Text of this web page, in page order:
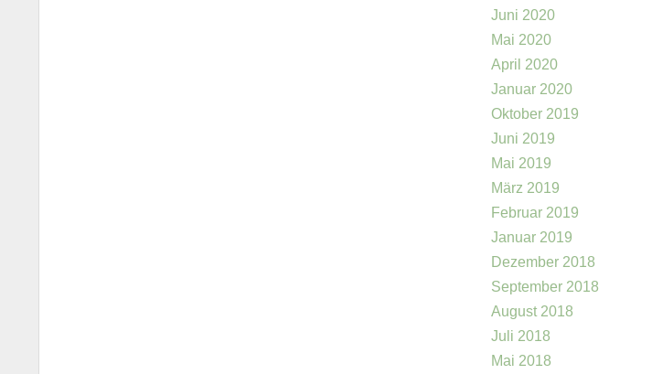
Juni 2020
Mai 2020
April 2020
Januar 2020
Oktober 2019
Juni 2019
Mai 2019
März 2019
Februar 2019
Januar 2019
Dezember 2018
September 2018
August 2018
Juli 2018
Mai 2018